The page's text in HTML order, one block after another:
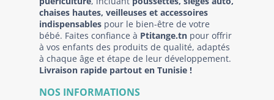
chaises hautes, veilleuses et accessoires
indispensables pour le bien-être de votre
bébé. Faites confiance à Ptitange.tn pour offrir
à vos enfants des produits de qualité, adaptés
à chaque âge et étape de leur développement.
Livraison rapide partout en Tunisie !
NOS INFORMATIONS